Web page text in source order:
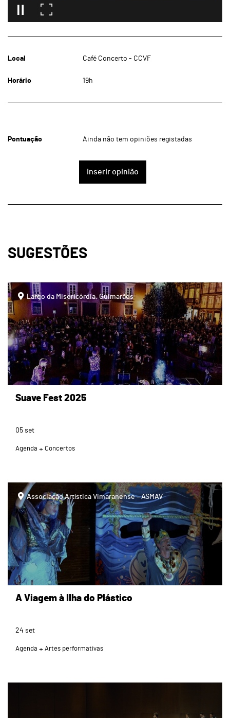
Local Café Concerto - CCVF
Horário 19h
Pontuação Ainda não tem opiniões registadas
inserir opinião
SUGESTÕES
page
Largo da Misericórdia, Guimarães
Suave Fest 2025
05 set
Agenda Concertos
Associação Artística Vimaranense – ASMAV
A Viagem à Ilha do Plástico
24 set
Agenda Artes performativas